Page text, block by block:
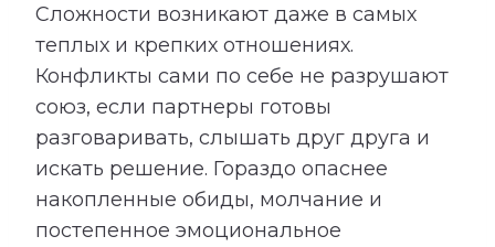
Сложности возникают даже в самых
теплых и крепких отношениях.
Конфликты сами по себе не разрушают
союз, если партнеры готовы
разговаривать, слышать друг друга и
искать решение. Гораздо опаснее
накопленные обиды, молчание и
постепенное эмоциональное